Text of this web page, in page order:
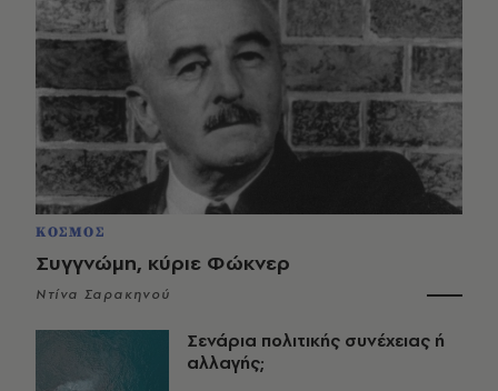
ΚΟΣΜΟΣ
Συγγνώμη, κύριε Φώκνερ
Ντίνα Σαρακηνού
Σενάρια πολιτικής συνέχειας ή
αλλαγής;